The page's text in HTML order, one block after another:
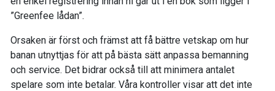
”Greenfee lådan”.
Orsaken är först och främst att få bättre vetskap om hur
banan utnyttjas för att på bästa sätt anpassa bemanning
och service. Det bidrar också till att minimera antalet
spelare som inte betalar. Våra kontroller visar att det inte